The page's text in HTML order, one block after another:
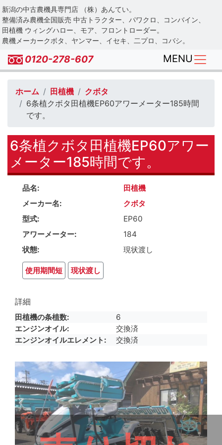
Skip
to
main
content
新潟の中古農機具専門店 （株）あんてい。
整備済み農機全国販売 中古トラクター、パワクロ、コンバイン、
田植機 ウィングハロー、モア、フロントローダー。
農機メーカークボタ、ヤンマー、イセキ、二プロ、コバシ。
0120-278-607 MENU
ホーム 田植機
クボタ
6条植クボタ田植機EP60アワーメーター185時間
です。
6条植クボタ田植機EP60アワー
メーター185時間です。
品名
田植機
メーカー名
クボタ
型式
EP60
アワーメーター
184
状態
現状渡し
使用期間短 現状渡し
詳細
田植機の条植数
6
エンジンオイル
交換済
エンジンオイルエレメント
交換済